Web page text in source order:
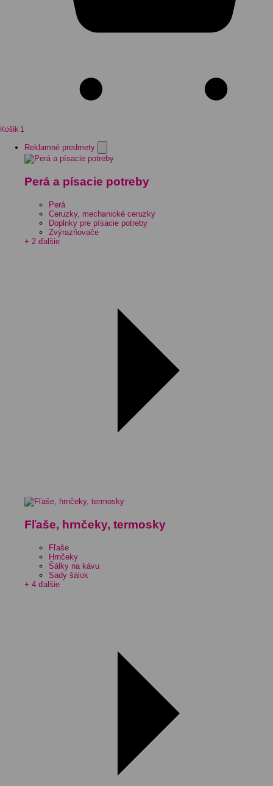
Košík 1
Reklamné predmety
Perá a písacie potreby
Perá
Ceruzky, mechanické ceruzky
Doplnky pre písacie potreby
Zvýrazňovače
+ 2 ďalšie
Fľaše, hrnčeky, termosky
Fľaše
Hrnčeky
Šálky na kávu
Sady šálok
+ 4 ďalšie